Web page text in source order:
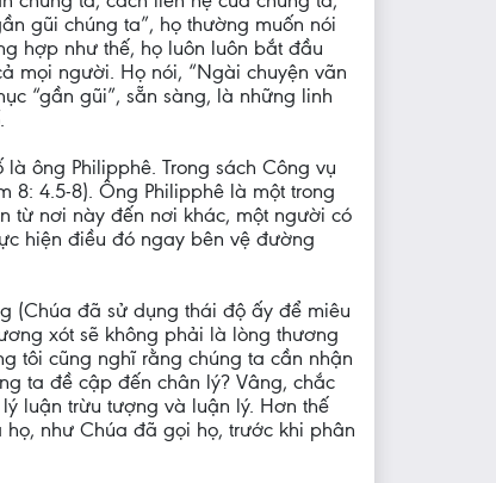
gũi chúng ta”, họ thường muốn nói
hợp như thế, họ luôn luôn bắt đầu
mọi người. Họ nói, “Ngài chuyện vãn
“gần gũi”, sẵn sàng, là những linh
ông Philipphê. Trong sách Công vụ
8: 4.5-8). Ông Philipphê là một trong
từ nơi này đến nơi khác, một người có
hiện điều đó ngay bên vệ đường
(Chúa đã sử dụng thái độ ấy để miêu
xót sẽ không phải là lòng thương
tôi cũng nghĩ rằng chúng ta cần nhận
ta đề cập đến chân lý? Vâng, chắc
luận trừu tượng và luận lý. Hơn thế
như Chúa đã gọi họ, trước khi phân